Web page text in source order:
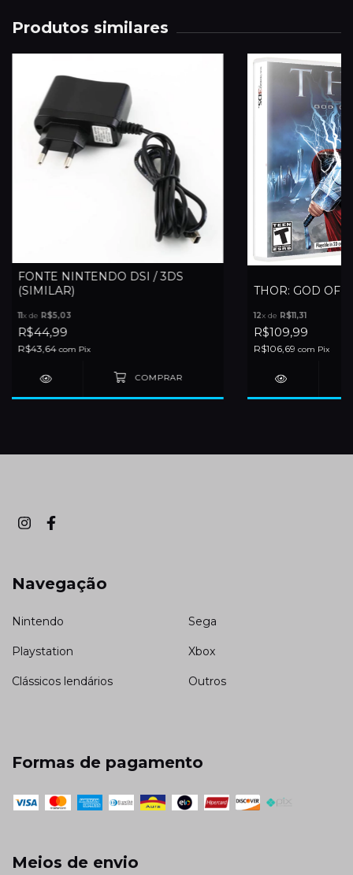
Produtos similares
FONTE NINTENDO DSI / 3DS
(SIMILAR)
11x de R$5,03
R$44,99
R$43,64com Pix
THOR: GOD OF
12x de R$11,31
R$109,99
R$106,69 com Pix
Navegação
Nintendo Sega
Playstation Xbox
Clássicos lendários Outros
Formas de pagamento
Meios de envio